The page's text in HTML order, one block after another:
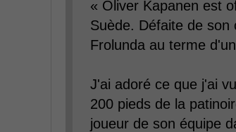
« Oliver Kapanen est
Suède. Défaite de
Frolunda au terme
J'ai adoré ce que j'ai
200 pieds de la
joueur de son équipe